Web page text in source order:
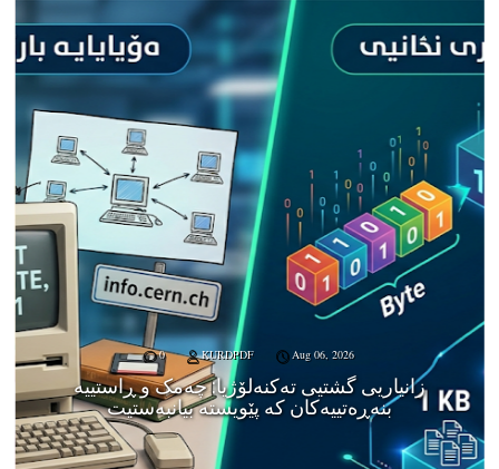
0 KURDPDF Aug 06, 2026
زانیاریی گشتیی تەکنەلۆژیا: چەمک و ڕاستییە
بنەڕەتییەکان کە پێویستە بیانبەستیت